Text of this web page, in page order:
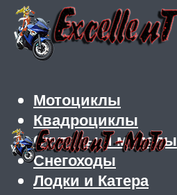
Мотоциклы
Квадроциклы
Скутеры и мопеды
Снегоходы
Лодки и Катера